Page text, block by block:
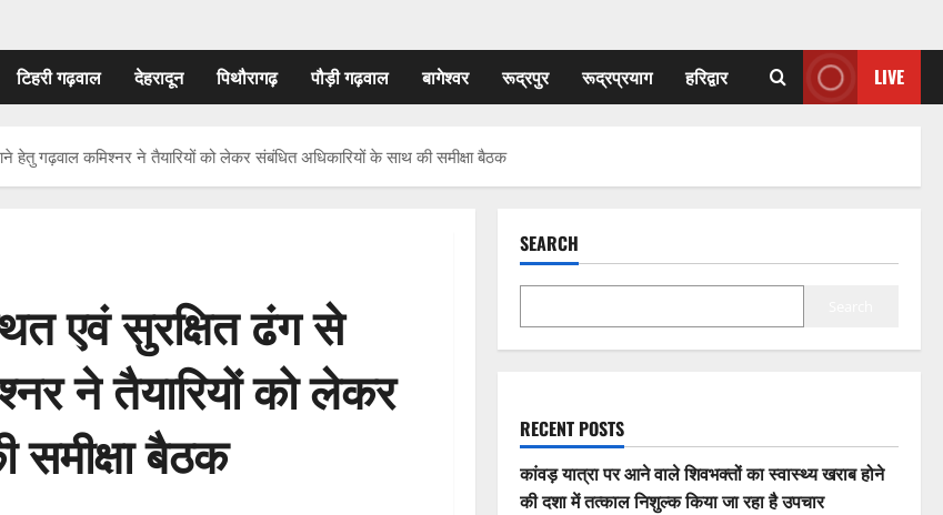
टिहरी गढ़वाल देहरादून पिथौरागढ़ पौड़ी गढ़वाल बागेश्वर रूद्रपुर रूद्रप्रयाग हरिद्वार LIVE
हेतु गढ़वाल कमिश्नर ने तैयारियों को लेकर संबंधित अधिकारियों के साथ की समीक्षा बैठक
एवं सुरक्षित ढंग से
ने तैयारियों को लेकर
बैठक
SEARCH
RECENT POSTS
कांवड़ यात्रा पर आने वाले शिवभक्तों का स्वास्थ्य खराब होने
की दशा में तत्काल निशुल्क किया जा रहा है उपचार